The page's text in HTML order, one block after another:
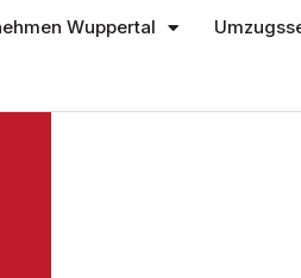
Wuppertal